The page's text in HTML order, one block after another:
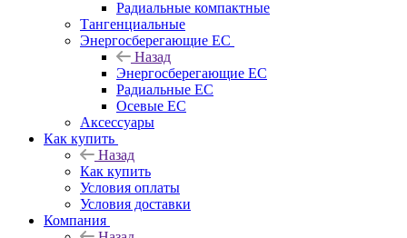
Радиальные компактные
Тангенциальные
Энергосберегающие EC
Назад
Энергосберегающие EC
Радиальные EC
Осевые EC
Аксессуары
Как купить
Назад
Как купить
Условия оплаты
Условия доставки
Компания